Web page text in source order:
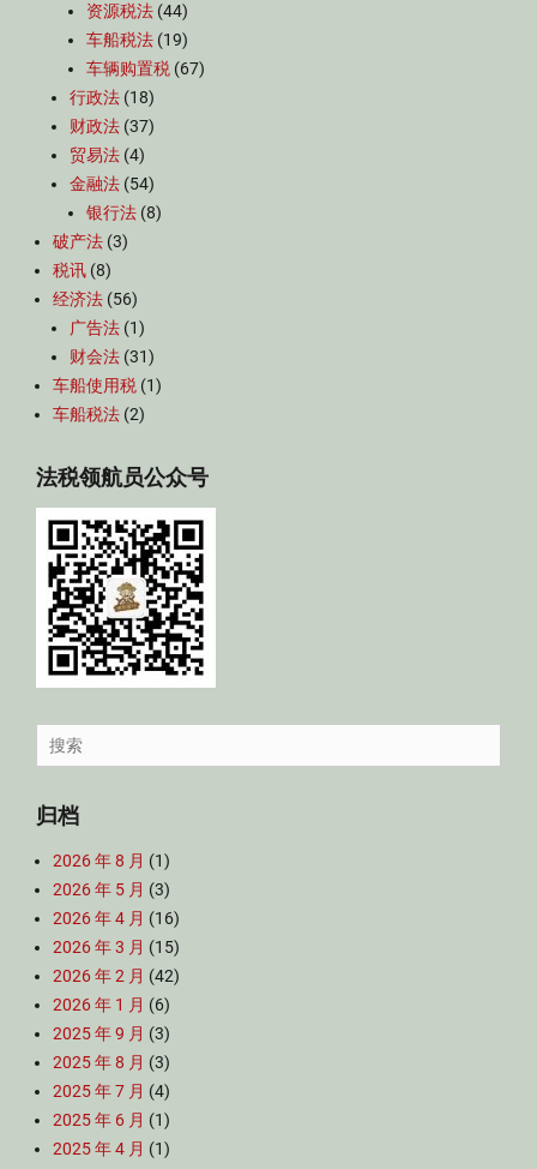
资源税法 (44)
车船税法 (19)
车辆购置税 (67)
行政法 (18)
财政法 (37)
贸易法 (4)
金融法 (54)
银行法 (8)
破产法 (3)
税讯 (8)
经济法 (56)
广告法 (1)
财会法 (31)
车船使用税 (1)
车船税法 (2)
法税领航员公众号
Search
for:
归档
2026 年 8 月 (1)
2026 年 5 月 (3)
2026 年 4 月 (16)
2026 年 3 月 (15)
2026 年 2 月 (42)
2026 年 1 月 (6)
2025 年 9 月 (3)
2025 年 8 月 (3)
2025 年 7 月 (4)
2025 年 6 月 (1)
2025 年 4 月 (1)